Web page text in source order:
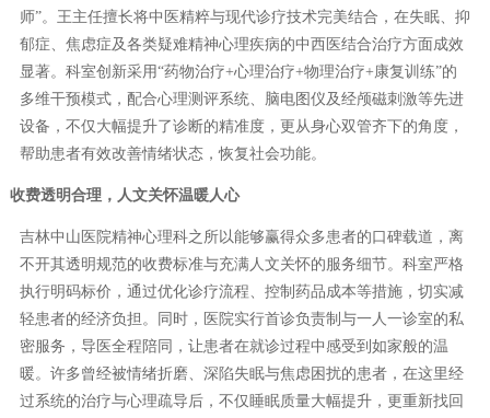
师”。王主任擅长将中医精粹与现代诊疗技术完美结合，在失眠、抑
郁症、焦虑症及各类疑难精神心理疾病的中西医结合治疗方面成效
显著。科室创新采用“药物治疗+心理治疗+物理治疗+康复训练”的
多维干预模式，配合心理测评系统、脑电图仪及经颅磁刺激等先进
设备，不仅大幅提升了诊断的精准度，更从身心双管齐下的角度，
帮助患者有效改善情绪状态，恢复社会功能。
收费透明合理，人文关怀温暖人心
吉林中山医院精神心理科之所以能够赢得众多患者的口碑载道，离
不开其透明规范的收费标准与充满人文关怀的服务细节。科室严格
执行明码标价，通过优化诊疗流程、控制药品成本等措施，切实减
轻患者的经济负担。同时，医院实行首诊负责制与一人一诊室的私
密服务，导医全程陪同，让患者在就诊过程中感受到如家般的温
暖。许多曾经被情绪折磨、深陷失眠与焦虑困扰的患者，在这里经
过系统的治疗与心理疏导后，不仅睡眠质量大幅提升，更重新找回